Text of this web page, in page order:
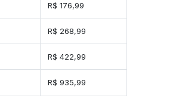
R$ 176,99
R$ 268,99
R$ 422,99
R$ 935,99